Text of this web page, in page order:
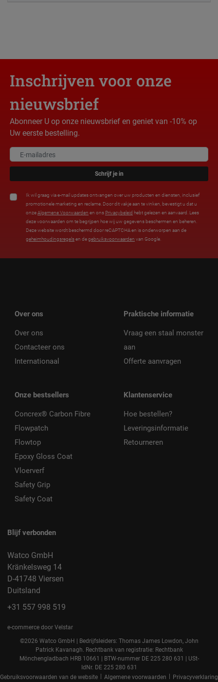
Inschrijven voor onze
nieuwsbrief
Abonneer U op onze nieuwsbrief en geniet van -10% op
Uw eerste bestelling.
Schrijf je in
Ik wil graag via e-mail updates ontvangen over uw producten en diensten, inclusief
promotionele marketing en reclame. Door dit vakje aan te vinken, bevestigt u dat u
onzeAlgemene Voorwaarden en ons Privacybeleid hebt gelezen en aanvaard. Lees
deze voorwaarden om te begrijpen hoe wij uw gegevens beschermen en beheren.
Deze website wordt beschermd door reCAPTCHA en is onderworpen aan de
geheimhoudingsregelsen degebruiksvoorwaarden van Google.
Over ons
Over ons
Contacteer ons
Internationaal
Onze bestsellers
Concrex® Carbon Fibre
Flowpatch
Flowtop
Epoxy Gloss Coat
Vloerverf
Safety Grip
Safety Coat
Praktische informatie
Vraag een staal monster
aan
Offerte aanvragen
Klantenservice
Hoe bestellen?
Leveringsinformatie
Retourneren
Blijf verbonden
Watco GmbH
Kränkelsweg 14
D-41748 Viersen
Duitsland
+31 557 998 519
e-commerce door Velstar
©2026 Watco GmbH | Bedrijfsleiders: Thomas James Lowdon, John
Patrick Kavanagh. Rechtbank van registratie: Rechtbank
Mönchengladbach HRB 10661 | BTW-nummer DE 225 280 631 | USt-
IdNr. DE 225 280 631
Gebruiksvoorwaarden van de website
Algemene voorwaarden Privacyverklaring